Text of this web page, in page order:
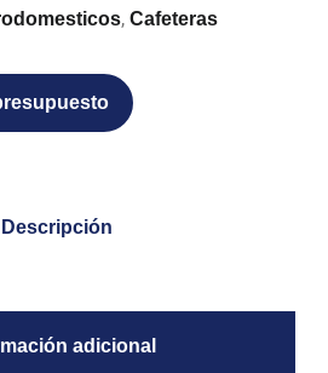
, Cafeteras
Descripción
adicional